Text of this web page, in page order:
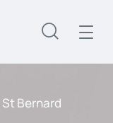
Bernard